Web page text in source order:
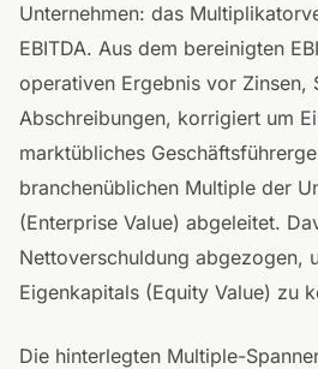
Unternehmen: das
EBITDA. Aus dem bereinigten
operativen Ergebnis vor Zinsen,
Abschreibungen, korrigiert um
marktübliches
branchenüblichen Multiple der
(Enterprise Value) abgeleitet.
Nettoverschuldung abgezogen,
Eigenkapitals (Equity Value) zu
Die hinterlegten Multiple-